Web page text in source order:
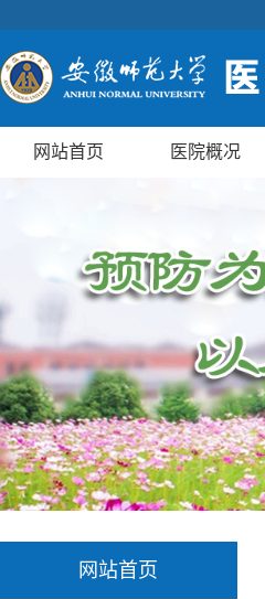
网站首页 医院概况
网站首页